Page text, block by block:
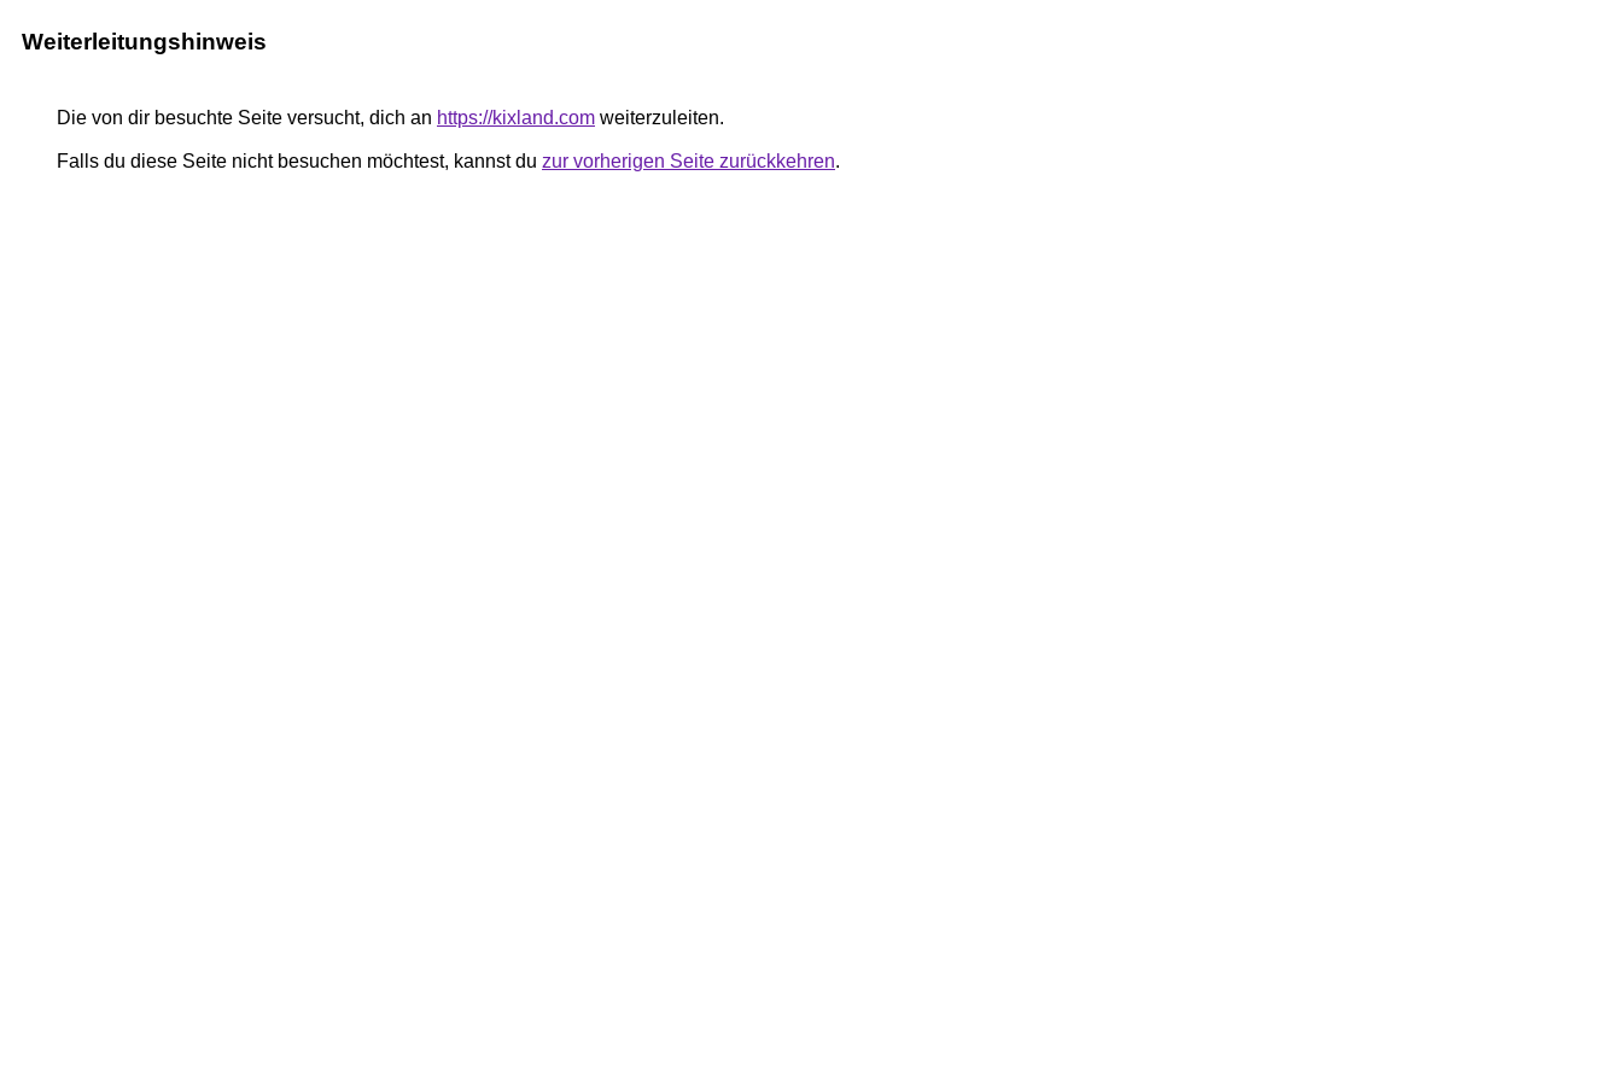
Weiterleitungshinweis
Die von dir besuchte Seite versucht, dich an https://kixland.com weiterzuleiten.
Falls du diese Seite nicht besuchen möchtest, kannst du zur vorherigen Seite zurückkehren.